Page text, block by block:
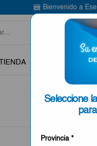
Seleccione
Provincia *
Bienvenido a Esencial Pack
TIENDA